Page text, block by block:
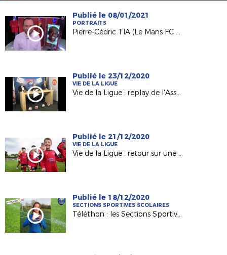
Publié le 08/01/2021
PORTRAITS
Pierre-Cédric TIA (Le Mans FC Futsal) invité de France 3 PDL
Publié le 23/12/2020
VIE DE LA LIGUE
Vie de la Ligue : replay de l'Assembée Générale
Publié le 21/12/2020
VIE DE LA LIGUE
Vie de la Ligue : retour sur une saison 2019-2020 inédite !
Publié le 18/12/2020
SECTIONS SPORTIVES SCOLAIRES
Téléthon : les Sections Sportives d'Angers et Carquefou mobilisées !